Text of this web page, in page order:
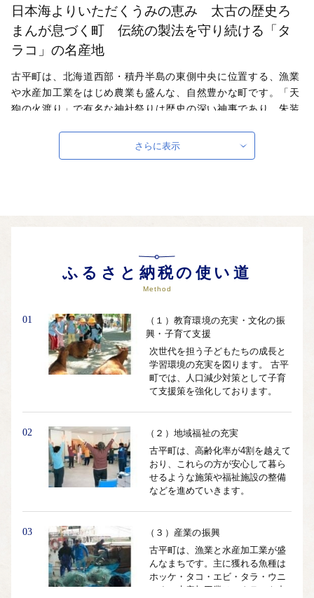
日本海よりいただくうみの恵み 太古の歴史ろ
まんが息づく町 伝統の製法を守り続ける「タ
ラコ」の名産地
古平町は、北海道西部・積丹半島の東側中央に位置する、漁業
や水産加工業をはじめ農業も盛んな、自然豊かな町です。「天
狗の火渡り」で有名な神社祭りは歴史の深い神事であり、朱装
しながら渡る姿は圧巻です。『日本海よりいただく、うみの恵
み、太古の歴史ろまんが息づく町』をぜひ応援してください。
個人情報の保護は遷移先サイトの方針に従います。
さらに表示
ふるさと納税の使い道
Method
01
（１）教育環境の充実・文化の振
興・子育て支援
次世代を担う子どもたちの成長と
学習環境の充実を図ります。 古平
町では、人口減少対策として子育
て支援策を強化しております。
02
（２）地域福祉の充実
古平町は、高齢化率が4割を越えて
おり、これらの方が安心して暮ら
せるような施策や福祉施設の整備
などを進めていきます。
03
（３）産業の振興
古平町は、漁業と水産加工業が盛
んなまちです。主に獲れる魚種は
ホッケ・タコ・エビ・タラ・ウニ
です。水産加工業は、タラコを中